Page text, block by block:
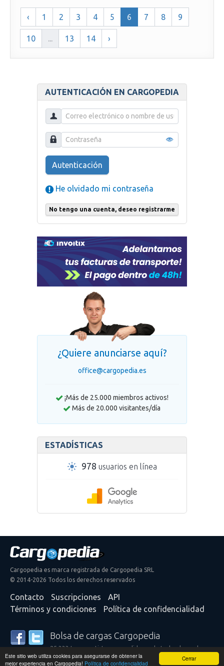
Cerrar
Este sitio web utiliza cookies para asegurarse de obtener la
mejor experiencia en Cargopedia! Política de confidencialidad
AUTENTICACIÓN EN CARGOPEDIA
Autenticación
He olvidado mi contraseña
No tengo una cuenta, deseo registrarme
¿Quiere anunciarse aquí?
office@cargopedia.es
¡Más de 25.000 miembros activos!
Más de 20.000 visitantes/día
ESTADÍSTICAS
978 usuarios en línea
‹ 1 2 3 4 5 6 7 8 9
10 ... 13 14 ›
Cargopedia es marca registrada de Cargopedia SRL
© 2014-2026 Todos los derechos reservados
Contacto Suscripciones
API
Términos y condiciones
Política de confidencialidad
Bolsa de cargas Cargopedia
25.333 transportistas y expedidores de todo el mundo
confían en nuestros servicios